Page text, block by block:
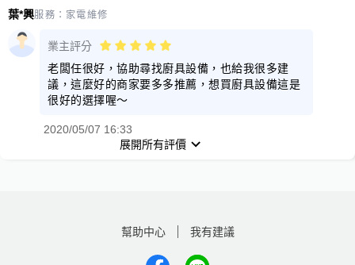
葉*興服務： 家電維修
業主評分
老闆任很好，協助尋找廚具設備，也給我很多建
議，這麼好的商家要多多推薦，想買廚具設備這是
很好的選擇喔～
2020/05/07 16:33
展開所有評價
幫助中心 我有建議